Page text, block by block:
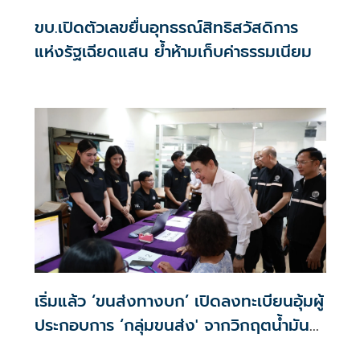
ขบ.เปิดตัวเลขยื่นอุทธรณ์สิทธิสวัสดิการ
แห่งรัฐเฉียดแสน ย้ำห้ามเก็บค่าธรรมเนียม
เริ่มแล้ว ‘ขนส่งทางบก’ เปิดลงทะเบียนอุ้มผู้
ประกอบการ ‘กลุ่มขนส่ง' จากวิกฤตน้ำมัน